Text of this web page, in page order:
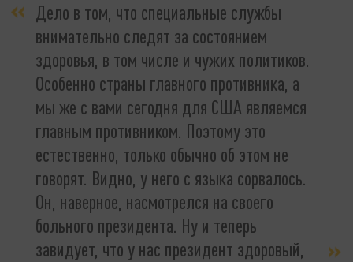
Дело в том, что специальные службы
внимательно следят за состоянием
здоровья, в том числе и чужих политиков.
Особенно страны главного противника, а
мы же с вами сегодня для США являемся
главным противником. Поэтому это
естественно, только обычно об этом не
говорят. Видно, у него с языка сорвалось.
Он, наверное, насмотрелся на своего
больного президента. Ну и теперь
завидует, что у нас президент здоровый,